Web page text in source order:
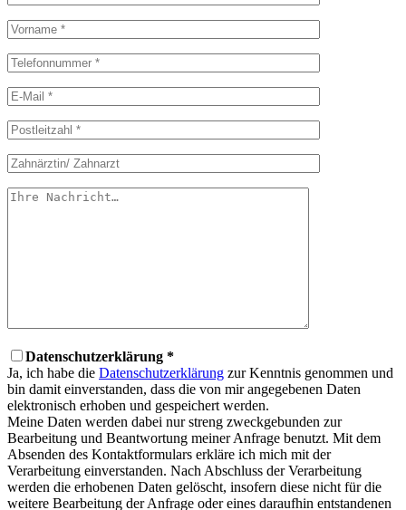
Datenschutzerklärung *
Ja, ich habe die Datenschutzerklärung zur Kenntnis genommen und
bin damit einverstanden, dass die von mir angegebenen Daten
elektronisch erhoben und gespeichert werden.
Meine Daten werden dabei nur streng zweckgebunden zur
Bearbeitung und Beantwortung meiner Anfrage benutzt. Mit dem
Absenden des Kontaktformulars erkläre ich mich mit der
Verarbeitung einverstanden. Nach Abschluss der Verarbeitung
werden die erhobenen Daten gelöscht, insofern diese nicht für die
weitere Bearbeitung der Anfrage oder eines daraufhin entstandenen